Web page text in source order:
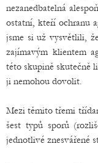
nezanedbatelná
ostatní, kteří ochranu
jsme si už vysvětlili,
zajímavým klientem
této skupině skutečně
ji nemohou dovolit.
Mezi těmito třemi
šest typů sporů
jednotlivé znesvářené